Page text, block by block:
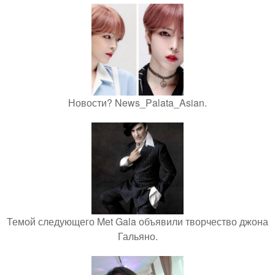
Новости? News_Palata_Asian.
Темой следующего Met Gala объявили творчество джона
Гальяно.